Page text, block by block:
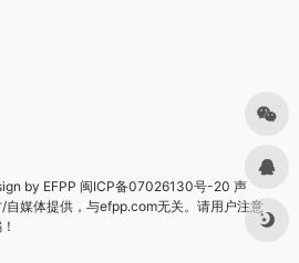
by EFPP 闽ICP备07026130号-20 声
自媒体提供，与efpp.com无关。请用户注意